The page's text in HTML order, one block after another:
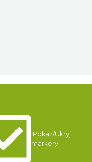
Pokaż/Ukryj